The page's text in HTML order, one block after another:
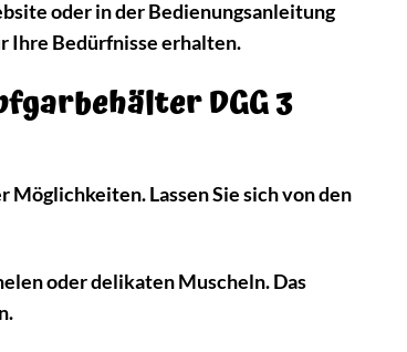
oder in der Bedienungsanleitung
Ihre Bedürfnisse erhalten.
DGG 3
Lassen Sie sich von den
oder delikaten Muscheln. Das